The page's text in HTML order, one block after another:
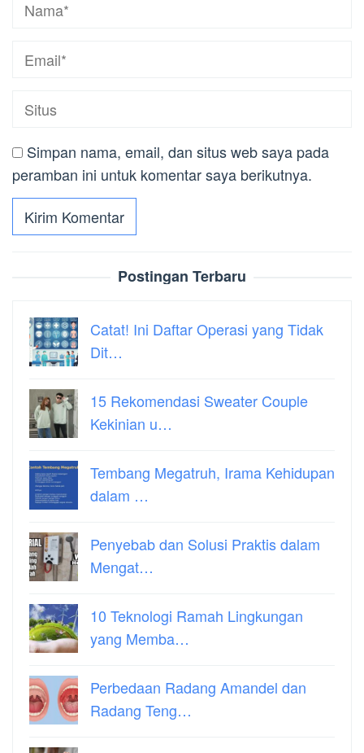
Simpan nama, email, dan situs web saya pada
peramban ini untuk komentar saya berikutnya.
Postingan Terbaru
Catat! Ini Daftar Operasi yang Tidak
Dit…
15 Rekomendasi Sweater Couple
Kekinian u…
Tembang Megatruh, Irama Kehidupan
dalam …
Penyebab dan Solusi Praktis dalam
Mengat…
10 Teknologi Ramah Lingkungan
yang Memba…
Perbedaan Radang Amandel dan
Radang Teng…